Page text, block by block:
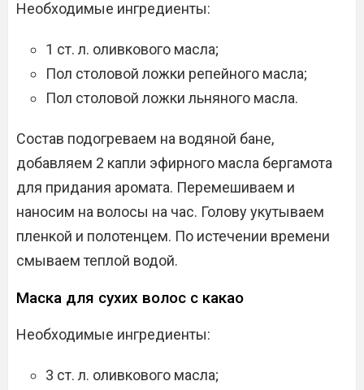
Необходимые ингредиенты:
1 ст. л. оливкового масла;
Пол столовой ложки репейного масла;
Пол столовой ложки льняного масла.
Состав подогреваем на водяной бане,
добавляем 2 капли эфирного масла бергамота
для придания аромата. Перемешиваем и
наносим на волосы на час. Голову укутываем
пленкой и полотенцем. По истечении времени
смываем теплой водой.
Маска для сухих волос с какао
Необходимые ингредиенты:
3 ст. л. оливкового масла;